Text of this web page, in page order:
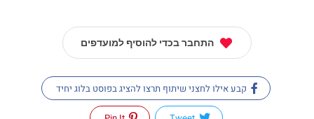
התחבר בכדי להוסיף למועדפים
קבע אילו לחצני שיתוף תרצו להציג בפוסט בלוג יחיד